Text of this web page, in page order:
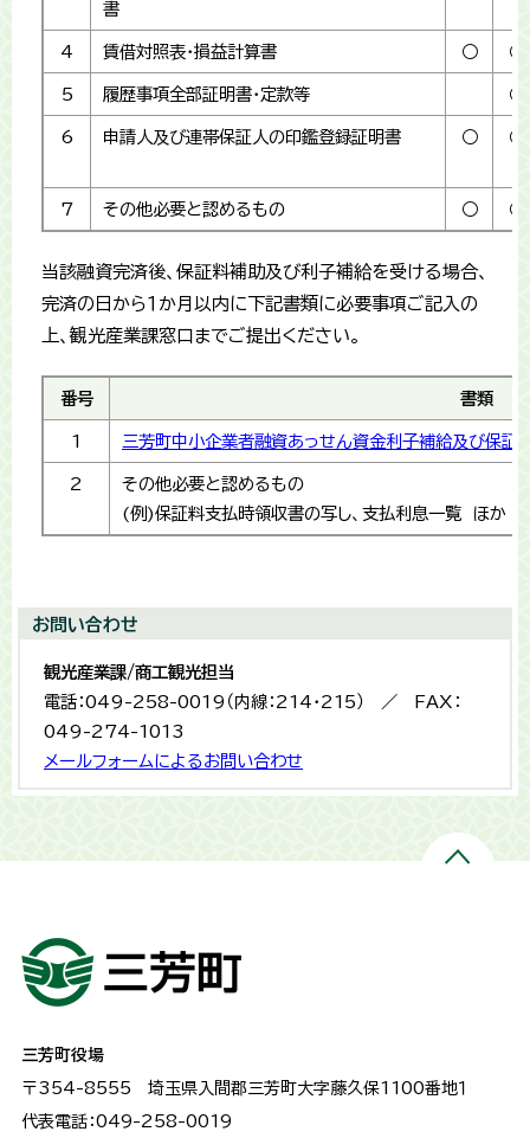
書
4 賃借対照表・損益計算書 ○ ○
5 履歴事項全部証明書・定款等 ○
6 申請人及び連帯保証人の印鑑登録証明書 ○ ○
7 その他必要と認めるもの ○ ○
当該融資完済後、保証料補助及び利子補給を受ける場合、
完済の日から１か月以内に下記書類に必要事項ご記入の
上、観光産業課窓口までご提出ください。
番号 書類
1 三芳町中小企業者融資あっせん資金利子補給及び保証
2
その他必要と認めるもの
(例)保証料支払時領収書の写し、支払利息一覧 ほか
お問い合わせ
観光産業課/商工観光担当
電話：049-258-0019（内線：214・215） ／ FAX：
049-274-1013
メールフォームによるお問い合わせ
三芳町役場
〒354-8555 埼玉県入間郡三芳町大字藤久保1100番地１
代表電話：049-258-0019